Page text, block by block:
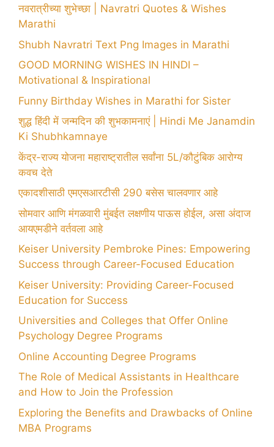
नवरात्रीच्या शुभेच्छा | Navratri Quotes & Wishes
Marathi
Shubh Navratri Text Png Images in Marathi
GOOD MORNING WISHES IN HINDI –
Motivational & Inspirational
Funny Birthday Wishes in Marathi for Sister
शुद्ध हिंदी में जन्मदिन की शुभकामनाएं | Hindi Me Janamdin
Ki Shubhkamnaye
केंद्र-राज्य योजना महाराष्ट्रातील सर्वांना 5L/कौटुंबिक आरोग्य
कवच देते
एकादशीसाठी एमएसआरटीसी 290 बसेस चालवणार आहे
सोमवार आणि मंगळवारी मुंबईत लक्षणीय पाऊस होईल, असा अंदाज
आयएमडीने वर्तवला आहे
Keiser University Pembroke Pines: Empowering
Success through Career-Focused Education
Keiser University: Providing Career-Focused
Education for Success
Universities and Colleges that Offer Online
Psychology Degree Programs
Online Accounting Degree Programs
The Role of Medical Assistants in Healthcare
and How to Join the Profession
Exploring the Benefits and Drawbacks of Online
MBA Programs